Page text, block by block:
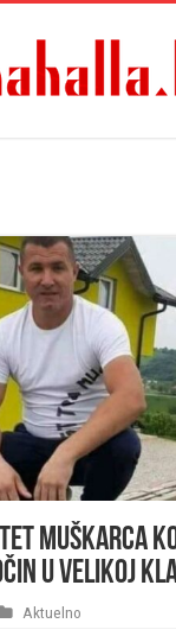
muškarca
u Velikoj
Aktuelno